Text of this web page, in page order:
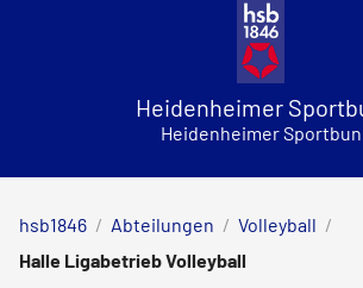
Heidenheimer
Heidenheimer
hsb1846 / Abteilungen / Volleyball /
Halle Ligabetrieb Volleyball